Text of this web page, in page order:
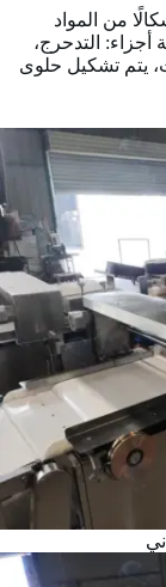
من المواد
أجزاء: التدحرج،
يتم تشكيل حلوى